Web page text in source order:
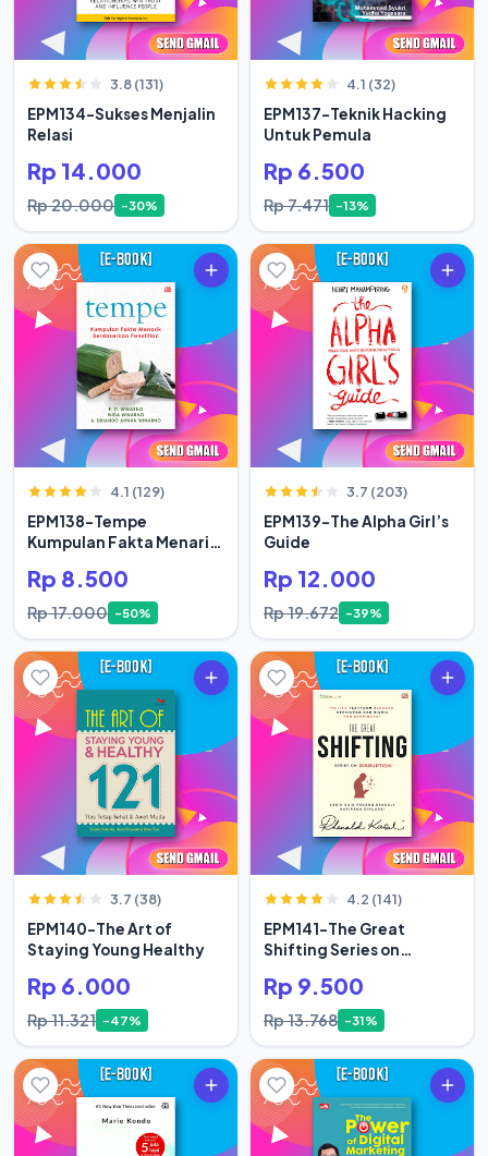
3.8 (131)
EPM134-Sukses Menjalin
Relasi
Rp 14.000
Rp 20.000 -30%
4.1 (32)
EPM137-Teknik Hacking
Untuk Pemula
Rp 6.500
Rp 7.471 -13%
4.1 (129)
EPM138-Tempe
Kumpulan Fakta Menarik
Rp 8.500
Rp 17.000 -50%
3.7 (203)
EPM139-The Alpha Girl’s
Guide
Rp 12.000
Rp 19.672 -39%
3.7 (38)
EPM140-The Art of
Staying Young Healthy
Rp 6.000
Rp 11.321 -47%
4.2 (141)
EPM141-The Great
Shifting Series on
Rp 9.500
Rp 13.768 -31%